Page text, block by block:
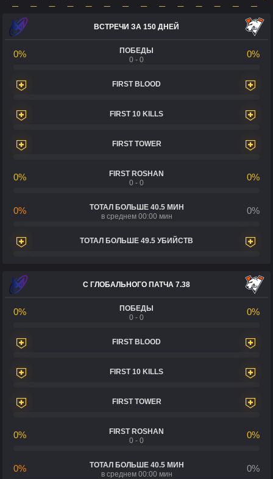
ВСТРЕЧИ ЗА 150 ДНЕЙ
0%
ПОБЕДЫ
0 - 0
0%
FIRST BLOOD
FIRST 10 KILLS
FIRST TOWER
0%
FIRST ROSHAN
0 - 0
0%
0%
ТОТАЛ БОЛЬШЕ 40.5 МИН
в среднем 00:00 мин
0%
ТОТАЛ БОЛЬШЕ 49.5 УБИЙСТВ
С ГЛОБАЛЬНОГО ПАТЧА 7.38
0%
ПОБЕДЫ
0 - 0
0%
FIRST BLOOD
FIRST 10 KILLS
FIRST TOWER
0%
FIRST ROSHAN
0 - 0
0%
0%
ТОТАЛ БОЛЬШЕ 40.5 МИН
в среднем 00:00 мин
0%